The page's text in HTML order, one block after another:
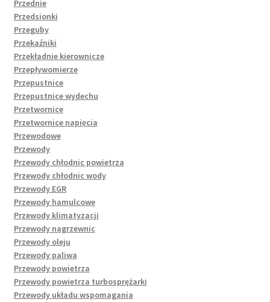
Przednie
Przedsionki
Przeguby
Przekaźniki
Przekładnie kierownicze
Przepływomierze
Przepustnice
Przepustnice wydechu
Przetwornice
Przetwornice napięcia
Przewodowe
Przewody
Przewody chłodnic powietrza
Przewody chłodnic wody
Przewody EGR
Przewody hamulcowe
Przewody klimatyzacji
Przewody nagrzewnic
Przewody oleju
Przewody paliwa
Przewody powietrza
Przewody powietrza turbosprężarki
Przewody układu wspomagania